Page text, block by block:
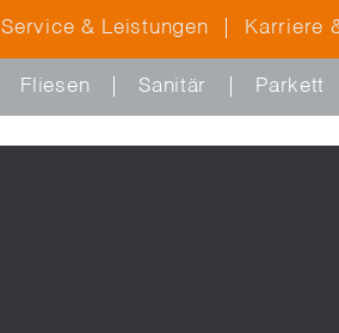
Service & Leistungen Karriere
Fliesen Sanitär Parkett